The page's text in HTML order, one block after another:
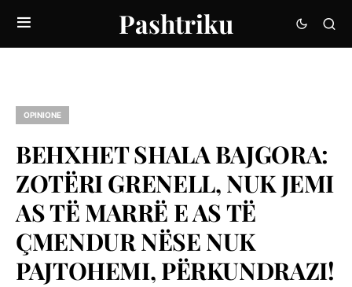
Pashtriku
OPINIONE
BEHXHET SHALA BAJGORA:
ZOTËRI GRENELL, NUK JEMI
AS TË MARRË E AS TË
ÇMENDUR NËSE NUK
PAJTOHEMI, PËRKUNDRAZI!